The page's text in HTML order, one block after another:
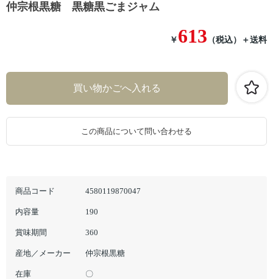
仲宗根黒糖 黒糖黒ごまジャム
￥ 613 （税込） ＋送料
商品コード 4580119870047
内容量 190
賞味期間 360
産地／メーカー 仲宗根黒糖
在庫 〇
この商品について問い合わせる